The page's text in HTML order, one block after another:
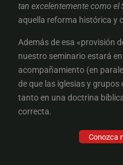
tan excelentemente como el
aquella reforma histórica y
Además de esa «provisión
nuestro seminario estará
acompañamiento (en
de que las iglesias y
tanto en una doctrina
correcta.
Conozca